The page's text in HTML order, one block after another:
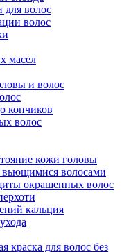
для волос
волос
масел
и волос
кончиков
волос
кожи головы
вьющимися волосами
окрашенных волос
кальция
краска для волос без